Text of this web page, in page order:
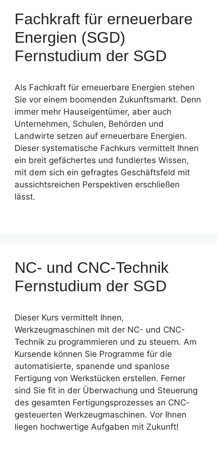
Fachkraft für erneuerbare
Energien (SGD)
Fernstudium der SGD
Als Fachkraft für erneuerbare Energien stehen
Sie vor einem boomenden Zukunftsmarkt. Denn
immer mehr Hauseigentümer, aber auch
Unternehmen, Schulen, Behörden und
Landwirte setzen auf erneuerbare Energien.
Dieser systematische Fachkurs vermittelt Ihnen
ein breit gefächertes und fundiertes Wissen,
mit dem sich ein gefragtes Geschäftsfeld mit
aussichtsreichen Perspektiven erschließen
lässt.
NC- und CNC-Technik
Fernstudium der SGD
Dieser Kurs vermittelt Ihnen,
Werkzeugmaschinen mit der NC- und CNC-
Technik zu programmieren und zu steuern. Am
Kursende können Sie Programme für die
automatisierte, spanende und spanlose
Fertigung von Werkstücken erstellen. Ferner
sind Sie fit in der Überwachung und Steuerung
des gesamten Fertigungsprozesses an CNC-
gesteuerten Werkzeugmaschinen. Vor Ihnen
liegen hochwertige Aufgaben mit Zukunft!